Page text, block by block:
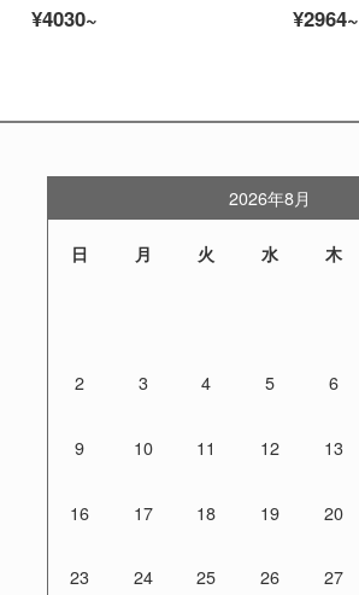
¥4030~
¥2964~
2026年8月
日 月 火 水 木
2 3 4 5 6
9 10 11 12 13
16 17 18 19 20
23 24 25 26 27